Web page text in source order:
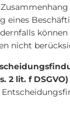
eines
nicht
2 lit. f DSGVO)